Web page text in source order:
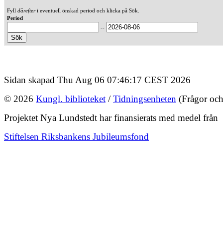
Fyll därefteri eventuell önskad period och klicka på Sök.
Period
--
Sidan skapad Thu Aug 06 07:46:17 CEST 2026
© 2026 Kungl. biblioteket /Tidningsenheten (Frågor
Projektet Nya Lundstedt har finansierats med medel från
Stiftelsen Riksbankens Jubileumsfond